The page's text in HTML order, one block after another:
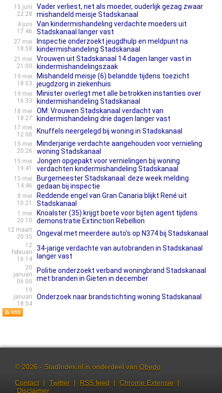
15 juni
22:28
Vader verliest, net als moeder, ouderlijk gezag zwaar
mishandeld meisje Stadskanaal
4 juni
17:46
Van kindermishandeling verdachte moeders uit
Stadskanaal langer vast
27 mei
18:58
Inspectie onderzoekt jeugdhulp en meldpunt na
kindermishandeling Stadskanaal
21 mei
21:00
Vrouwen uit Stadskanaal 14 dagen langer vast in
kindermishandelingszaak
19 mei
18:03
Mishandeld meisje (6) belandde tijdens toezicht
jeugdzorg in ziekenhuis
19 mei
16:33
Minister overlegt met alle betrokken instanties over
kindermishandeling Stadskanaal
18 mei
18:27
OM: Vrouwen Stadskanaal verdacht van
kindermishandeling drie dagen langer vast
17 mei
12:00
Knuffels neergelegd bij woning in Stadskanaal
15 mei
20:26
Minderjarige verdachte aangehouden voor vernieling
woning Stadskanaal
15 mei
19:41
Jongen opgepakt voor vernielingen bij woning
verdachten kindermishandeling Stadskanaal
15 mei
14:46
Burgemeester Stadskanaal: deze week melding
gedaan bij inspectie
8 mei
10:21
Reddende engel van Gran Canaria blijkt René uit
Stadskanaal
1 mei
20:10
Knoalster (35) krijgt boete voor bijten agent tijdens
demonstratie Extinction Rebellion
12 maart
20:35
Ongeval met meerdere auto's op N374 bij Stadskanaal
12
februari
16:14
34-jarige verdachte van autobranden in Stadskanaal
langer vast
20
januari
06:00
Politie onderzoekt verband woningbrand Stadskanaal
met branden in Gieten in december
19
januari
18:54
Onderzoek naar brandstichting woning Stadskanaal
© 2026 - StadIndex.nl is onderdeel van Obedo
Contact | Twitter | RSS feed | Chrome Extensie |
Disclaimer